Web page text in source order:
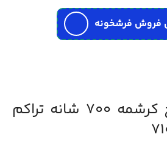
فروش فرشخونه
خرید فرش طرح کرشمه 700 شانه تراکم